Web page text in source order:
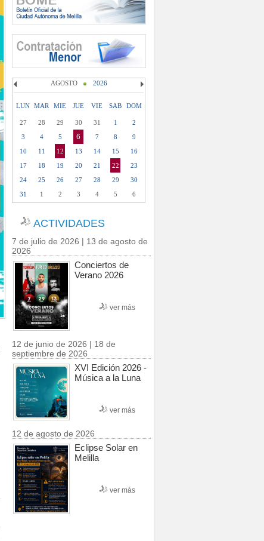
AGOSTO 2026
LUN MAR MIE JUE VIE SAB DOM
27 28 29 30 31 1
2
3
4 5 6 7 8
9
10
11 12 13 14 15
16
17
18 19 20 21 22
23
24
25 26 27 28 29
30
31
1 2 3 4 5 6
ACTIVIDADES
7 de julio de 2026 | 13 de agosto de
2026
Conciertos de
Verano 2026
ver más
12 de junio de 2026 | 18 de
septiembre de 2026
XVI Edición 2026 -
Música a la Luna
ver más
12 de agosto de 2026
Eclipse Solar en
Melilla
ver más